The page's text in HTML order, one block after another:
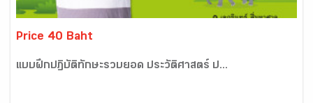
Price 40 Baht
แบบฝึกปฏิบัติทักษะรวบยอด ประวัติศาสตร์ ป...